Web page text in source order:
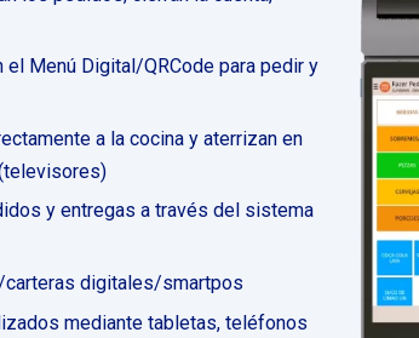
Menú Digital/QRCode para pedir y
a la cocina y aterrizan en
y entregas a través del sistema
digitales/smartpos
mediante tabletas, teléfonos